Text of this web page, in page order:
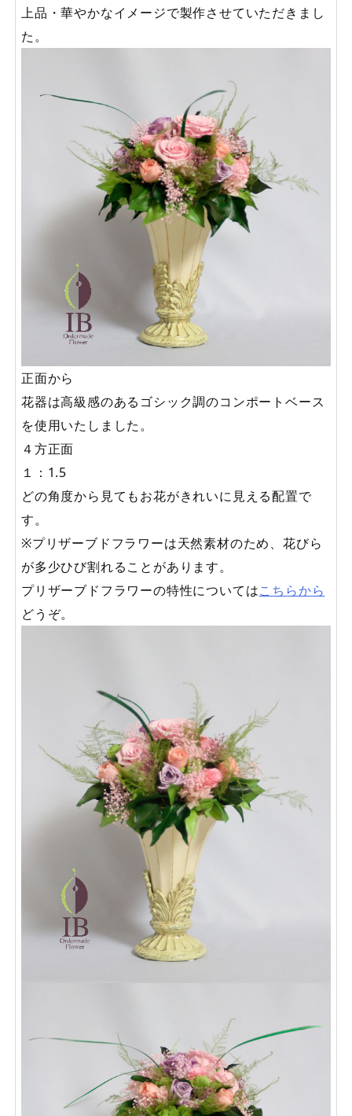
上品・華やかなイメージで製作させていただきまし
た。
正面から
花器は高級感のあるゴシック調のコンポートベース
を使用いたしました。
４方正面
１：1.5
どの角度から見てもお花がきれいに見える配置で
す。
※プリザーブドフラワーは天然素材のため、花びら
が多少ひび割れることがあります。
プリザーブドフラワーの特性についてはこちらから
どうぞ。